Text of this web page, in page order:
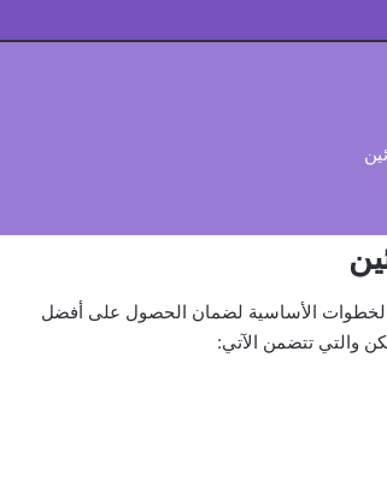
الخطوات الأساسية لضمان الحصول على أفضل
والتي تتضمن الآتي: